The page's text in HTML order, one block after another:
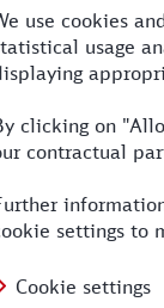
Mitte
Mitte